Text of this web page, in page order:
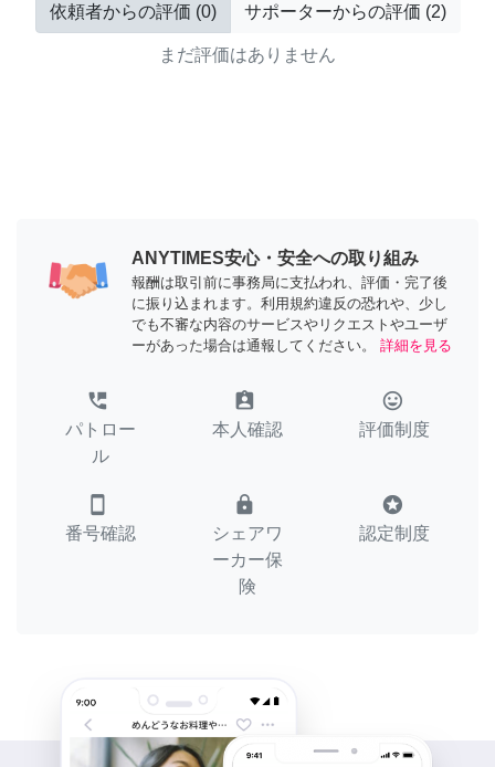
依頼者からの評価 (0) サポーターからの評価 (2)
まだ評価はありません
ANYTIMES安心・安全への取り組み
報酬は取引前に事務局に支払われ、評価・完了後
に振り込まれます。利用規約違反の恐れや、少し
でも不審な内容のサービスやリクエストやユーザ
ーがあった場合は通報してください。
詳細を見る
perm_phone_msg
パトロー
ル
assignment_ind
本人確認
tag_faces
評価制度
smartphone
番号確認
lock
シェアワ
ーカー保
険
stars
認定制度